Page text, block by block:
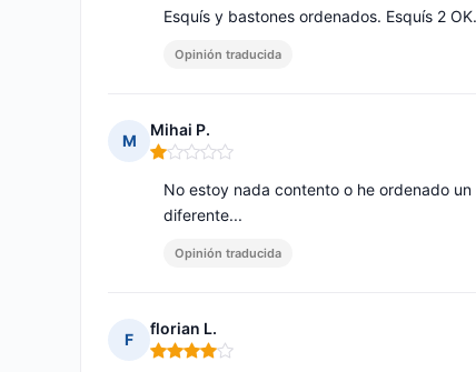
Esquís y bastones ordenados. Esquís 2
Opinión traducida
M
Mihai P.
Nota: 1 de 5
No estoy nada contento o he ordenado
diferente...
Opinión traducida
F
florian L.
Nota: 4 de 5